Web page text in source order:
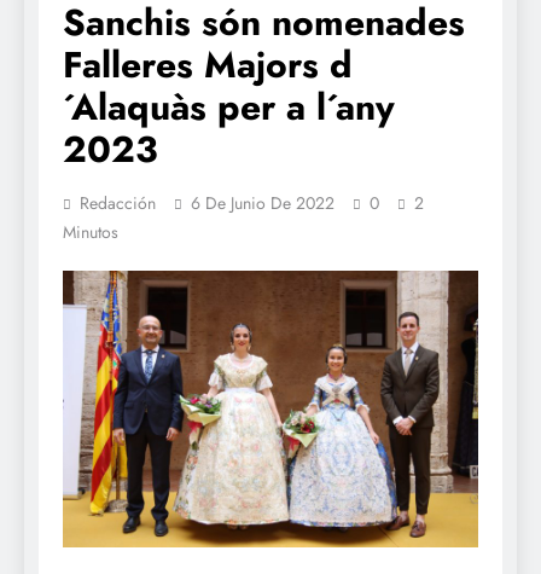
Sanchis són nomenades
Falleres Majors d
´Alaquàs per a l´any
2023
Redacción 6 De Junio De 2022 0
2
Minutos